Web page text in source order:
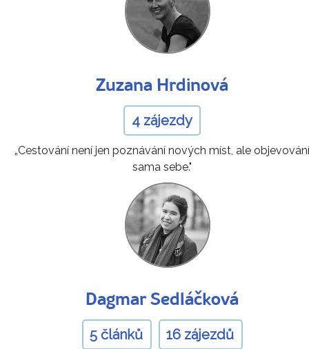
Zuzana Hrdinová
4 zájezdy
„Cestování není jen poznávání nových míst, ale objevování
sama sebe."
Dagmar Sedláčková
5 článků 16 zájezdů